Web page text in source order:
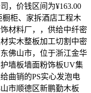
，价钱区间为¥163.00
橱柜、家拆酒店工程木
材料厂，，供给中纤密
实木整板加工切割中密
佛山市，位于浙江金华
墙板墙面粉饰板UV集
曲销的PS实心发泡电
市顺德区新鹏勤木板